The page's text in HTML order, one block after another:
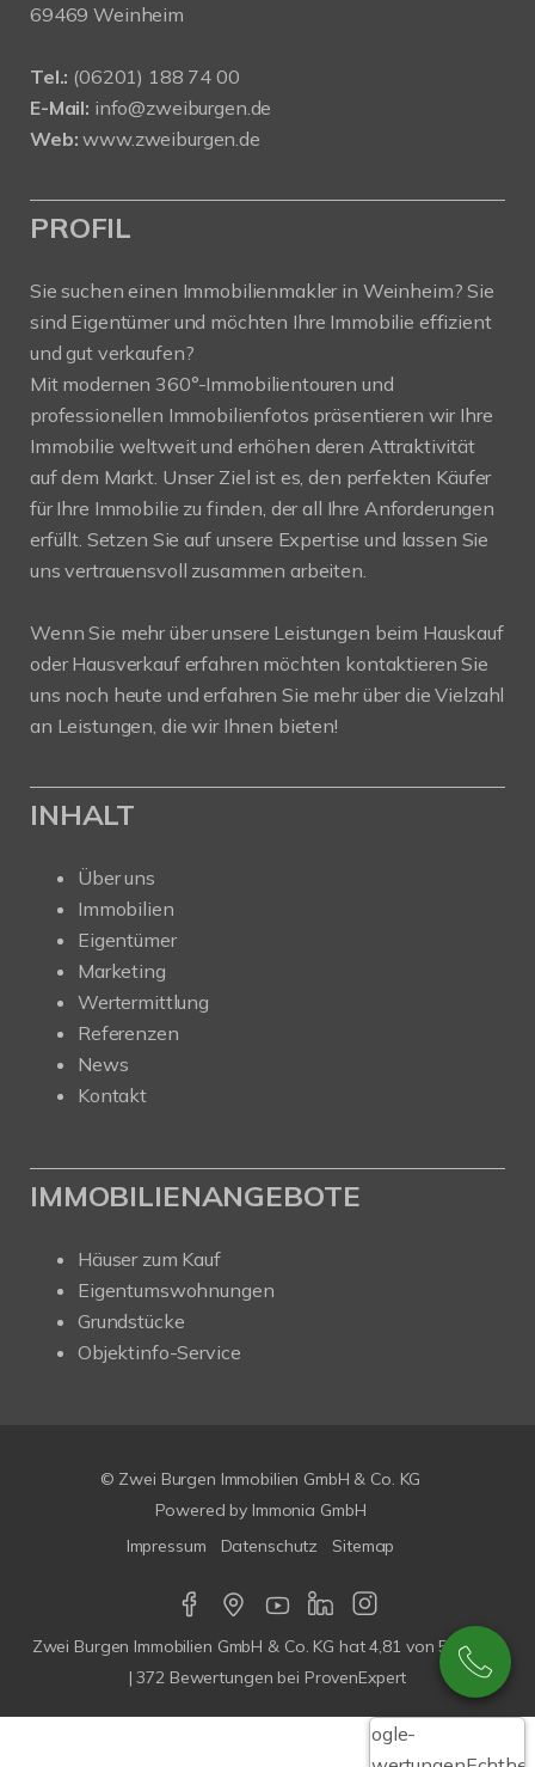
69469 Weinheim
Tel.: (06201) 188 74 00
E-Mail: info@zweiburgen.de
Web: www.zweiburgen.de
PROFIL
Sie suchen einen Immobilienmakler in Weinheim? Sie
sind Eigentümer und möchten Ihre Immobilie effizient
und gut verkaufen?
Mit modernen 360°-Immobilientouren und
professionellen Immobilienfotos präsentieren wir Ihre
Immobilie weltweit und erhöhen deren Attraktivität
auf dem Markt. Unser Ziel ist es, den perfekten Käufer
für Ihre Immobilie zu finden, der all Ihre Anforderungen
erfüllt. Setzen Sie auf unsere Expertise und lassen Sie
uns vertrauensvoll zusammen arbeiten.
Wenn Sie mehr über unsere Leistungen beim Hauskauf
oder Hausverkauf erfahren möchten kontaktieren Sie
uns noch heute und erfahren Sie mehr über die Vielzahl
an Leistungen, die wir Ihnen bieten!
INHALT
Über uns
Immobilien
Eigentümer
Marketing
Wertermittlung
Referenzen
News
Kontakt
IMMOBILIENANGEBOTE
Häuser zum Kauf
Eigentumswohnungen
Grundstücke
Objektinfo-Service
© Zwei Burgen Immobilien GmbH & Co. KG
Powered by Immonia GmbH
Impressum
Datenschutz Sitemap
Zwei Burgen Immobilien GmbH & Co. KG hat4,81 von5Sterne
|372 Bewertungen bei ProvenExpert
Google-